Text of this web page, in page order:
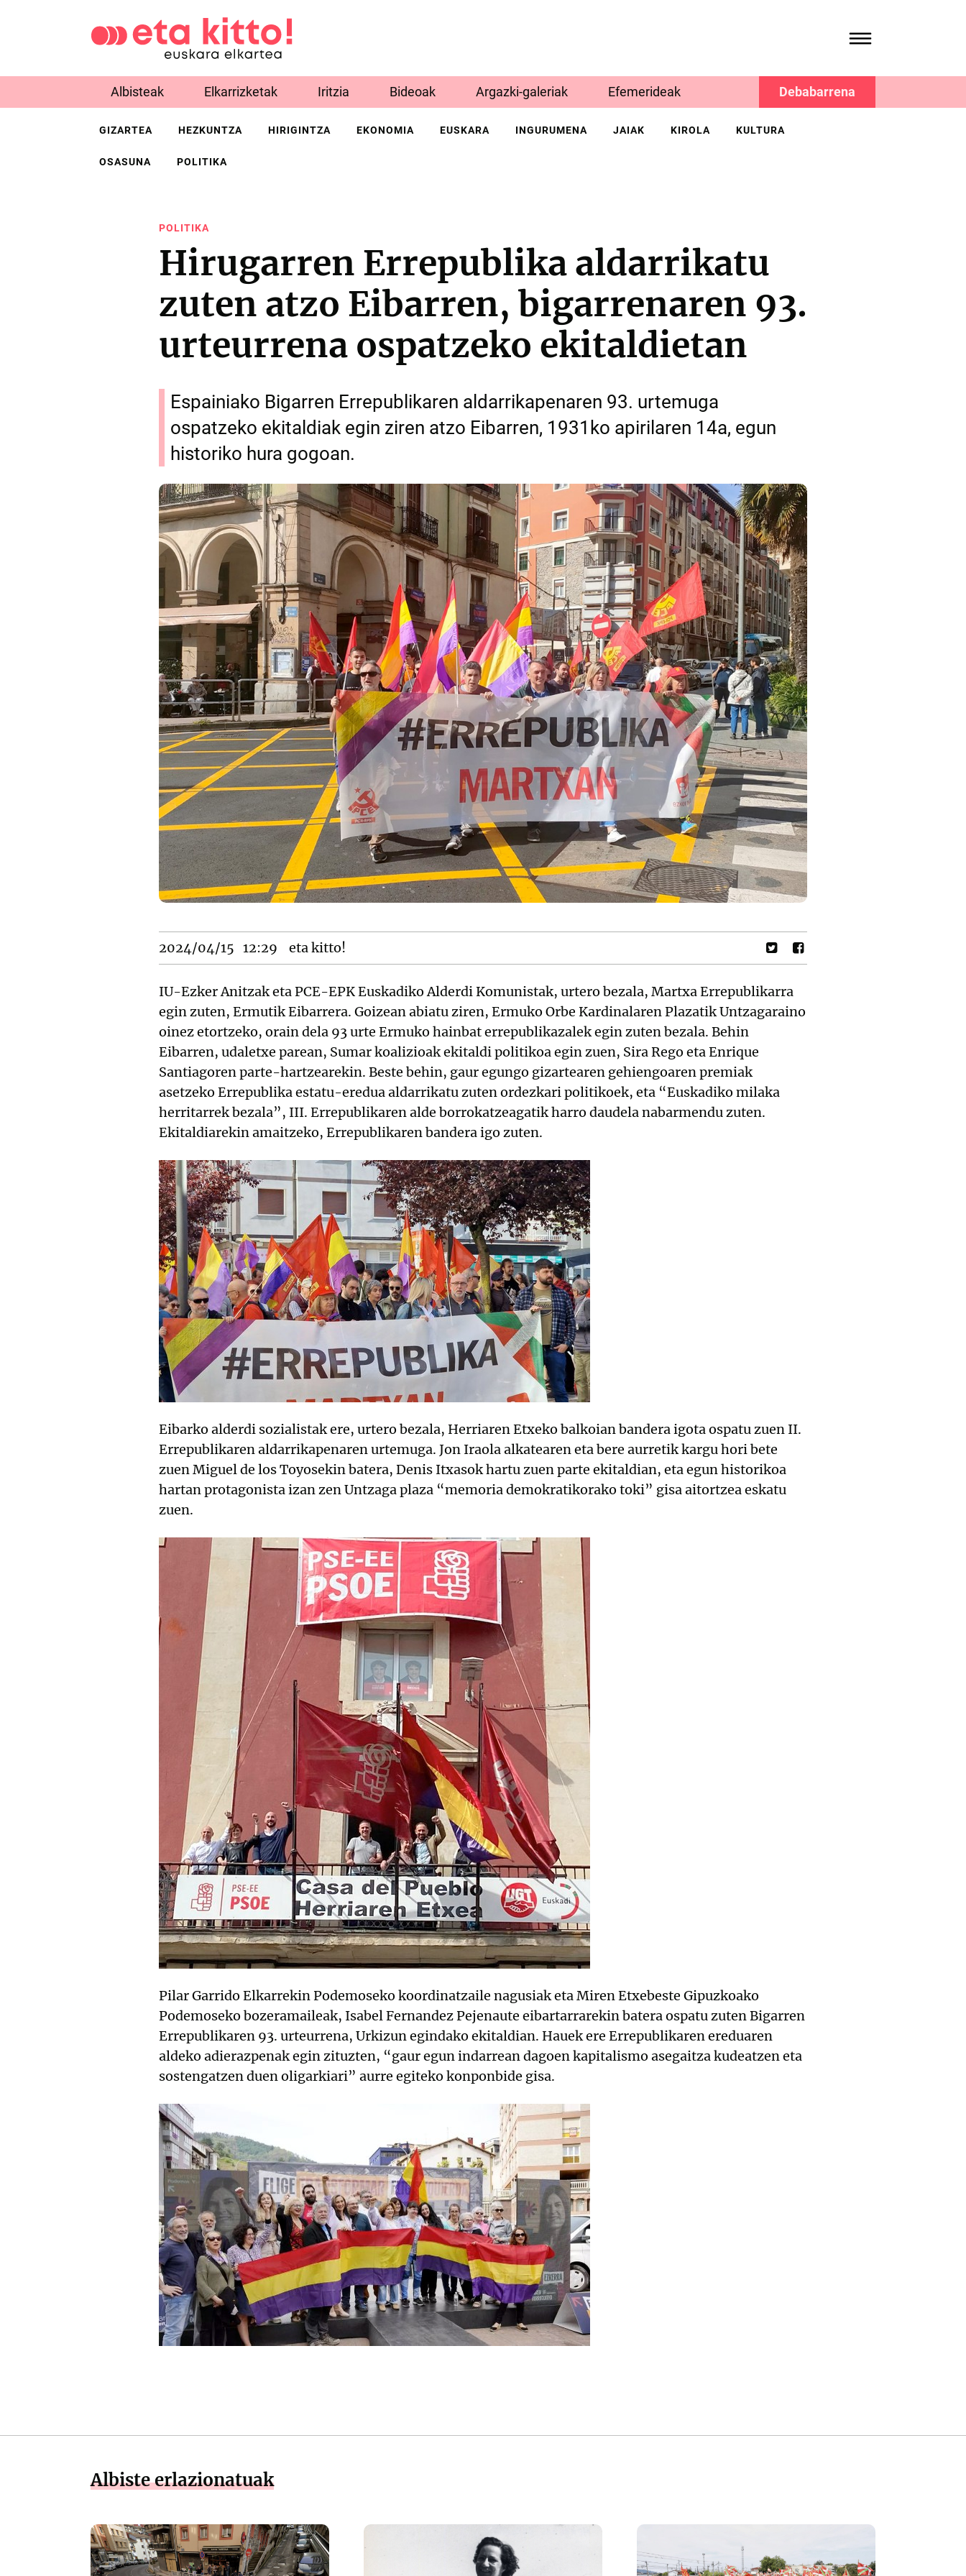
Albisteak Elkarrizketak Iritzia Bideoak Argazki-galeriak Efemerideak Debabarrena
GIZARTEA HEZKUNTZA HIRIGINTZA EKONOMIA EUSKARA INGURUMENA JAIAK KIROLA KULTURA
OSASUNA POLITIKA
POLITIKA
Hirugarren Errepublika aldarrikatu
zuten atzo Eibarren, bigarrenaren 93.
urteurrena ospatzeko ekitaldietan
Espainiako Bigarren Errepublikaren aldarrikapenaren 93. urtemuga
ospatzeko ekitaldiak egin ziren atzo Eibarren, 1931ko apirilaren 14a, egun
historiko hura gogoan.
2024/04/15 12:29 eta kitto!
IU-Ezker Anitzak eta PCE-EPK Euskadiko Alderdi Komunistak, urtero bezala, Martxa Errepublikarra
egin zuten, Ermutik Eibarrera. Goizean abiatu ziren, Ermuko Orbe Kardinalaren Plazatik Untzagaraino
oinez etortzeko, orain dela 93 urte Ermuko hainbat errepublikazalek egin zuten bezala. Behin
Eibarren, udaletxe parean, Sumar koalizioak ekitaldi politikoa egin zuen, Sira Rego eta Enrique
Santiagoren parte-hartzearekin. Beste behin, gaur egungo gizartearen gehiengoaren premiak
asetzeko Errepublika estatu-eredua aldarrikatu zuten ordezkari politikoek, eta “Euskadiko milaka
herritarrek bezala”, III. Errepublikaren alde borrokatzeagatik harro daudela nabarmendu zuten.
Ekitaldiarekin amaitzeko, Errepublikaren bandera igo zuten.
Eibarko alderdi sozialistak ere, urtero bezala, Herriaren Etxeko balkoian bandera igota ospatu zuen II.
Errepublikaren aldarrikapenaren urtemuga. Jon Iraola alkatearen eta bere aurretik kargu hori bete
zuen Miguel de los Toyosekin batera, Denis Itxasok hartu zuen parte ekitaldian, eta egun historikoa
hartan protagonista izan zen Untzaga plaza “memoria demokratikorako toki” gisa aitortzea eskatu
zuen.
Pilar Garrido Elkarrekin Podemoseko koordinatzaile nagusiak eta Miren Etxebeste Gipuzkoako
Podemoseko bozeramaileak, Isabel Fernandez Pejenaute eibartarrarekin batera ospatu zuten Bigarren
Errepublikaren 93. urteurrena, Urkizun egindako ekitaldian. Hauek ere Errepublikaren ereduaren
aldeko adierazpenak egin zituzten, “gaur egun indarrean dagoen kapitalismo asegaitza kudeatzen eta
sostengatzen duen oligarkiari” aurre egiteko konponbide gisa.
Albiste erlazionatuak